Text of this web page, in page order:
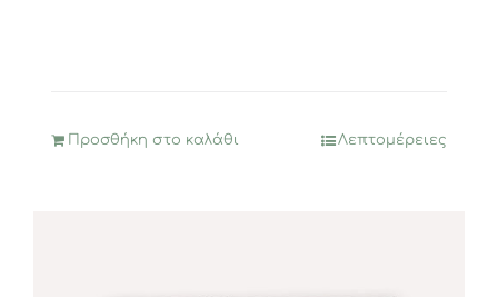
Προσθήκη στο καλάθι Λεπτομέρειες